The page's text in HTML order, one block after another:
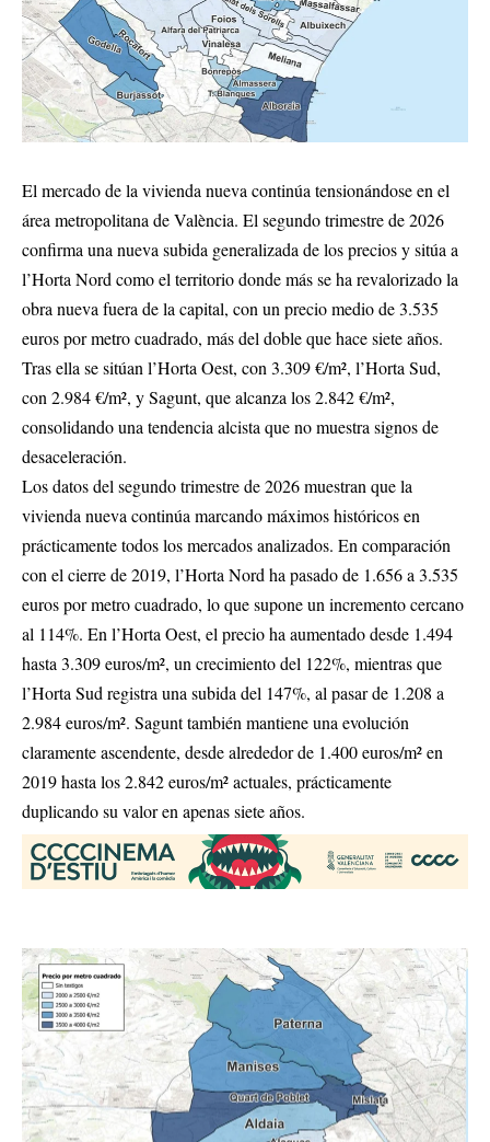
El mercado de la vivienda nueva continúa tensionándose en el
área metropolitana de València. El segundo trimestre de 2026
confirma una nueva subida generalizada de los precios y sitúa a
l’Horta Nord como el territorio donde más se ha revalorizado la
obra nueva fuera de la capital, con un precio medio de 3.535
euros por metro cuadrado, más del doble que hace siete años.
Tras ella se sitúan l’Horta Oest, con 3.309 €/m², l’Horta Sud,
con 2.984 €/m², y Sagunt, que alcanza los 2.842 €/m²,
consolidando una tendencia alcista que no muestra signos de
desaceleración.
Los datos del segundo trimestre de 2026 muestran que la
vivienda nueva continúa marcando máximos históricos en
prácticamente todos los mercados analizados. En comparación
con el cierre de 2019, l’Horta Nord ha pasado de 1.656 a 3.535
euros por metro cuadrado, lo que supone un incremento cercano
al 114%. En l’Horta Oest, el precio ha aumentado desde 1.494
hasta 3.309 euros/m², un crecimiento del 122%, mientras que
l’Horta Sud registra una subida del 147%, al pasar de 1.208 a
2.984 euros/m². Sagunt también mantiene una evolución
claramente ascendente, desde alrededor de 1.400 euros/m² en
2019 hasta los 2.842 euros/m² actuales, prácticamente
duplicando su valor en apenas siete años.